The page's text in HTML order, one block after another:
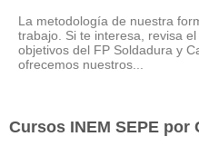
La metodología de nuestra
trabajo. Si te interesa, revisa
objetivos del FP Soldadura y
ofrecemos nuestros...
Cursos INEM SEPE por